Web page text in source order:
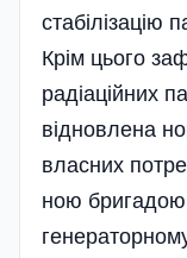
стабілізацію
Крім цього
радіаційних
відновлена
власних
ною бригадою